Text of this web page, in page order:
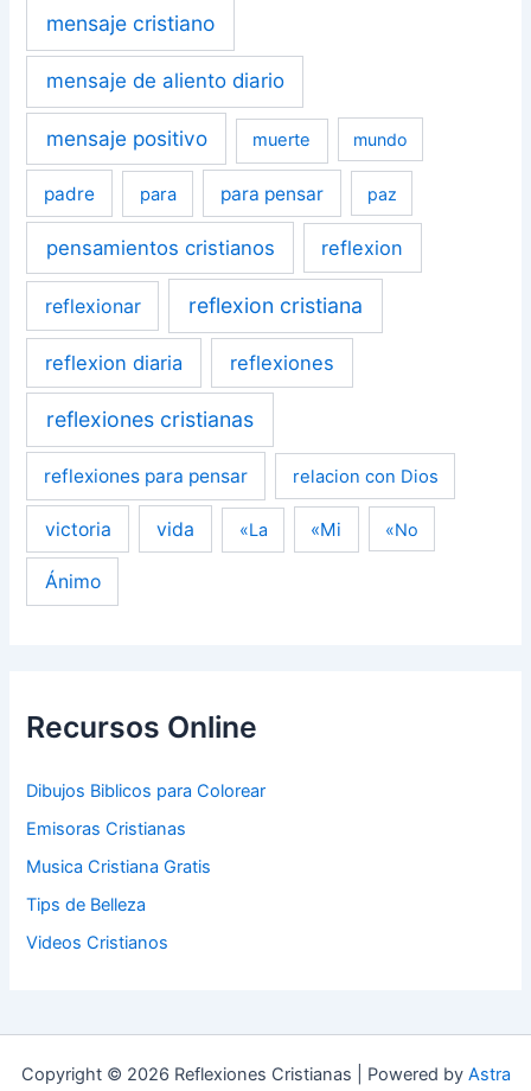
mensaje cristiano
mensaje de aliento diario
mensaje positivo muerte mundo
padre para para pensar paz
pensamientos cristianos reflexion
reflexionar reflexion cristiana
reflexion diaria reflexiones
reflexiones cristianas
reflexiones para pensar relacion con Dios
victoria vida «La «Mi «No
Ánimo
Recursos Online
Dibujos Biblicos para Colorear
Emisoras Cristianas
Musica Cristiana Gratis
Tips de Belleza
Videos Cristianos
Copyright © 2026 Reflexiones Cristianas | Powered by Astra